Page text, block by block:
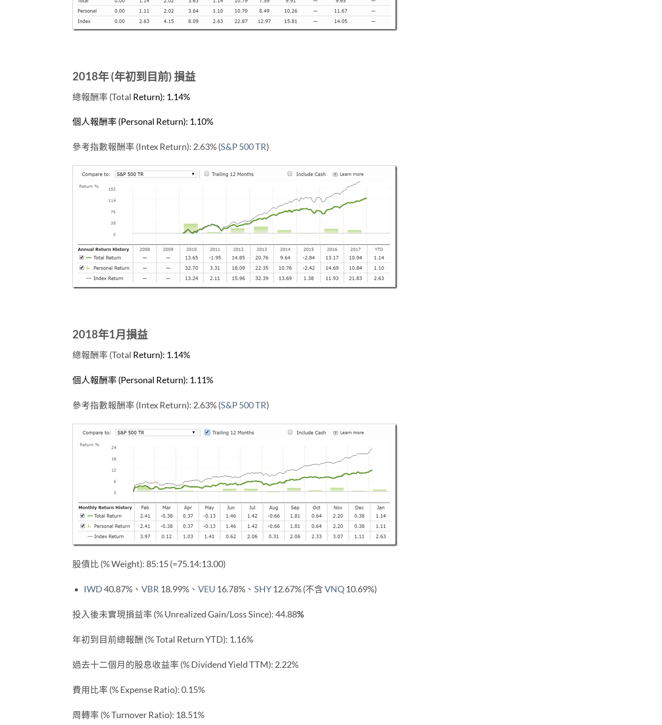
2018年 (年初到目前) 損益
總報酬率 (Total Return): 1.14%
個人報酬率 (Personal Return): 1.10%
參考指數報酬率 (Intex Return): 2.63% (S&P 500 TR)
2018年1月損益
總報酬率 (Total Return): 1.14%
個人報酬率 (Personal Return): 1.11%
參考指數報酬率 (Intex Return): 2.63% (S&P 500 TR)
股債比 (% Weight): 85:15 (=75.14:13.00)
IWD40.87%、 VBR 18.99%、 VEU 16.78%、 SHY12.67% (不含VNQ10.69%)
投入後未實現損益率 (% Unrealized Gain/Loss Since): 44.88%
年初到目前總報酬 (% Total Return YTD): 1.16%
過去十二個月的股息收益率 (% Dividend Yield TTM): 2.22%
費用比率 (% Expense Ratio): 0.15%
周轉率 (% Turnover Ratio): 18.51%